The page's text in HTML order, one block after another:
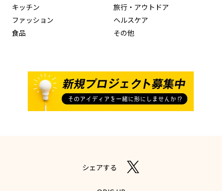
キッチン
旅行・アウトドア
ファッション
ヘルスケア
食品
その他
シェアする